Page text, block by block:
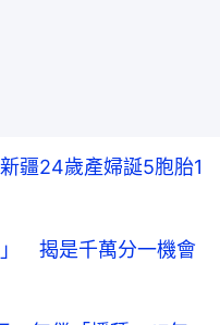
疆24歲產婦誕5胞胎1
」 揭是千萬分一機會